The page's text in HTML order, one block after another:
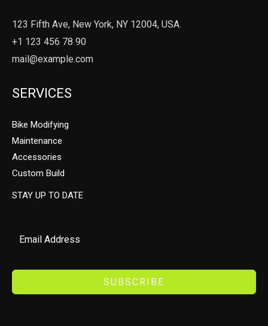
123 Fifth Ave, New York, NY 12004, USA.
+1 123 456 78 90
mail@example.com
SERVICES
Bike Modifying
Maintenance
Accessories
Custom Build
STAY UP TO DATE
SUBSCRIBE